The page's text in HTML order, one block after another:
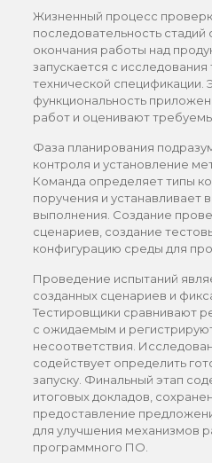
Жизненный процесс
последовательность стадий
окончания работы над
запускается с
технической спецификации.
функциональность
работ и оценивают
Фаза планирования
контроля и установление
Команда определяет типы
поручения и устанавливает
выполнения. Создание
сценариев, создание
конфигурацию среды для
Проведение испытаний
созданных сценариев и
Тестировщики сравнивают
с ожидаемым и
несоответствия.
содействует определить
запуску. Финальный этап
итоговых докладов,
предоставление
для улучшения механизмов
программного ПО.